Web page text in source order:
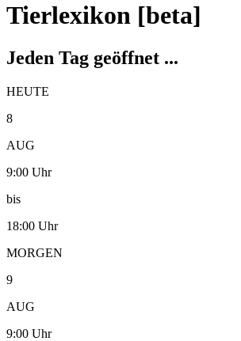
Tierlexikon [beta]
Jeden Tag geöffnet ...
HEUTE
8
AUG
9:00 Uhr
bis
18:00 Uhr
MORGEN
9
AUG
9:00 Uhr